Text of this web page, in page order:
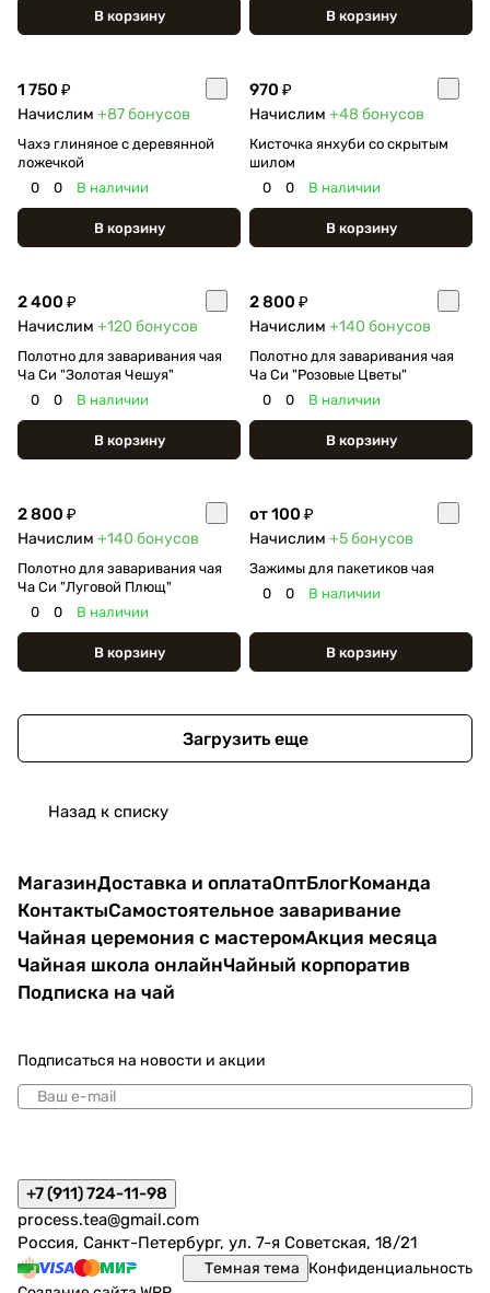
В корзину В корзину
1 750 ₽
Начислим +87бонусов
Чахэ глиняное с деревянной
ложечкой
0
0 В наличии
В корзину
970 ₽
Начислим +48бонусов
Кисточка янхуби со скрытым
шилом
0
0 В наличии
В корзину
2 400 ₽
Начислим +120 бонусов
Полотно для заваривания чая
Ча Си "Золотая Чешуя"
0
0 В наличии
В корзину
2 800 ₽
Начислим +140 бонусов
Полотно для заваривания чая
Ча Си "Розовые Цветы"
0
0 В наличии
В корзину
2 800 ₽
Начислим +140 бонусов
Полотно для заваривания чая
Ча Си "Луговой Плющ"
0
0 В наличии
В корзину
от 100 ₽
Начислим +5бонусов
Зажимы для пакетиков чая
0
0 В наличии
В корзину
Загрузить еще
Назад к списку
МагазинДоставка и оплатаОптБлогКоманда
КонтактыСамостоятельное заваривание
Чайная церемония с мастеромАкция месяца
Чайная школа онлайнЧайный корпоратив
Подписка на чай
Подписаться на новости и акции
+7 (911) 724-11-98
process.tea@gmail.com
Россия, Санкт-Петербург, ул. 7-я Советская, 18/21
Темная тема Конфиденциальность